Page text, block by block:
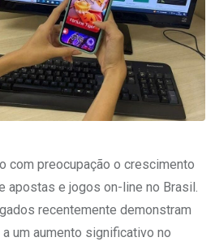
com preocupação o crescimento
apostas e jogos on-line no Brasil.
recentemente demonstram
um aumento significativo no